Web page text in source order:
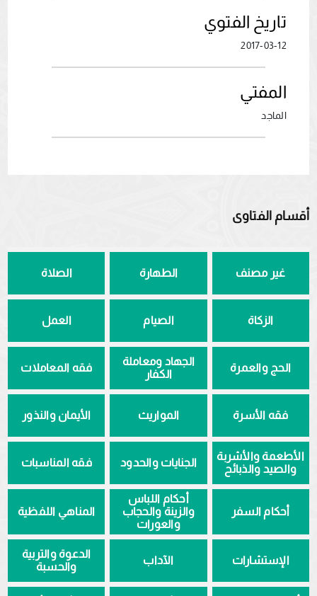
تاريخ الفتوي
2017-03-12
المفتي
الماجد
أقسام الفتاوى
غير مصنف الطهارة الصلاة
الزكاة الصيام العمل
الحج والعمرة
الجهاد ومعاملة
الكفار
فقه المعاملات
فقه الأسرة المواريث الأيمان والنذور
الأطعمة والأشربة
والصيد والذبائح
الجنايات والحدود فقه المناسبات
أحكام السفر
أحكام اللباس
والزينة والحجاب
والعورات
المناهي اللفظية
الإستشارات الآداب
الدعوة والتربية
والحسبة